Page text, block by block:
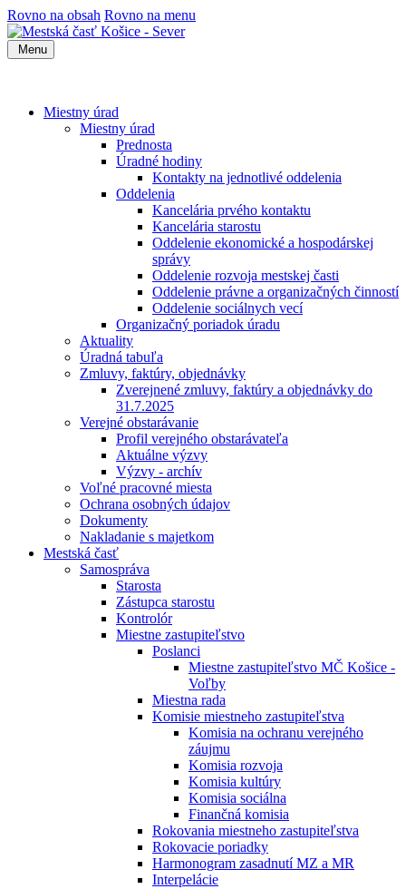
Rovno na obsah Rovno na menu
Menu
Miestny úrad
Miestny úrad
Prednosta
Úradné hodiny
Kontakty na jednotlivé oddelenia
Oddelenia
Kancelária prvého kontaktu
Kancelária starostu
Oddelenie ekonomické a hospodárskej
správy
Oddelenie rozvoja mestskej časti
Oddelenie právne a organizačných činností
Oddelenie sociálnych vecí
Organizačný poriadok úradu
Aktuality
Úradná tabuľa
Zmluvy, faktúry, objednávky
Zverejnené zmluvy, faktúry a objednávky do
31.7.2025
Verejné obstarávanie
Profil verejného obstarávateľa
Aktuálne výzvy
Výzvy - archív
Voľné pracovné miesta
Ochrana osobných údajov
Dokumenty
Nakladanie s majetkom
Mestská časť
Samospráva
Starosta
Zástupca starostu
Kontrolór
Miestne zastupiteľstvo
Poslanci
Miestne zastupiteľstvo MČ Košice -
Voľby
Miestna rada
Komisie miestneho zastupiteľstva
Komisia na ochranu verejného
záujmu
Komisia rozvoja
Komisia kultúry
Komisia sociálna
Finančná komisia
Rokovania miestneho zastupiteľstva
Rokovacie poriadky
Harmonogram zasadnutí MZ a MR
Interpelácie